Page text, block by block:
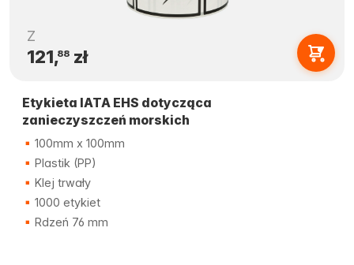
Z
121,88zł
Etykieta IATA EHS dotycząca
zanieczyszczeń morskich
100mm x 100mm
Plastik (PP)
Klej trwały
1000 etykiet
Rdzeń 76 mm